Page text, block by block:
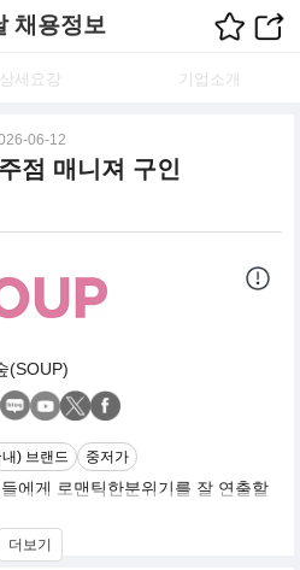
채용정보
상세요강 기업소개
06-12
점 매니져 구인
(SOUP)
) 브랜드 중저가
에게 로맨틱한분위기를 잘 연출할
Mood의 Young Character Casual
드의 사랑스러움이 내재된 여성상
더보기